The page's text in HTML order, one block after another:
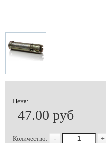
Цена:
47.00 руб
Количество: - +